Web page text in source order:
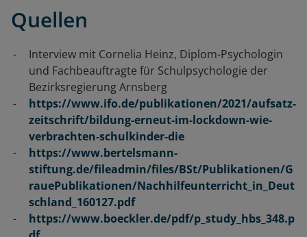
Quellen
Interview mit Cornelia Heinz, Diplom-Psychologin
und Fachbeauftragte für Schulpsychologie der
Bezirksregierung Arnsberg
https://www.ifo.de/publikationen/2021/aufsatz-
zeitschrift/bildung-erneut-im-lockdown-wie-
verbrachten-schulkinder-die
https://www.bertelsmann-
stiftung.de/fileadmin/files/BSt/Publikationen/G
rauePublikationen/Nachhilfeunterricht_in_Deut
schland_160127.pdf
https://www.boeckler.de/pdf/p_study_hbs_348.p